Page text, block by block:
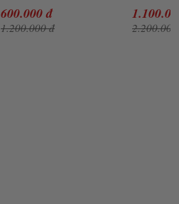
Đen Size XS
600.000 đ
1.200.000 đ
Màu